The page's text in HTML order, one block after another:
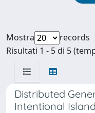
Mostra
records
Risultati 1 - 5 di 5
Distributed
Intentional